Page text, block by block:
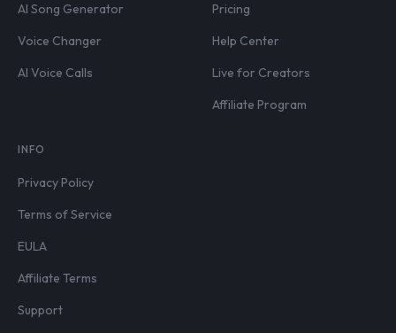
AI Song Generator
Voice Changer
AI Voice Calls
Pricing
Help Center
Live for Creators
Affiliate Program
INFO
Privacy Policy
Terms of Service
EULA
Affiliate Terms
Support